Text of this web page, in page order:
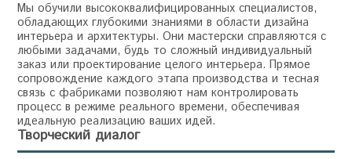
Мы обучили высококвалифицированных специалистов,
обладающих глубокими знаниями в области дизайна
интерьера и архитектуры. Они мастерски справляются с
любыми задачами, будь то сложный индивидуальный
заказ или проектирование целого интерьера. Прямое
сопровождение каждого этапа производства и тесная
связь с фабриками позволяют нам контролировать
процесс в режиме реального времени, обеспечивая
идеальную реализацию ваших идей.
Творческий диалог